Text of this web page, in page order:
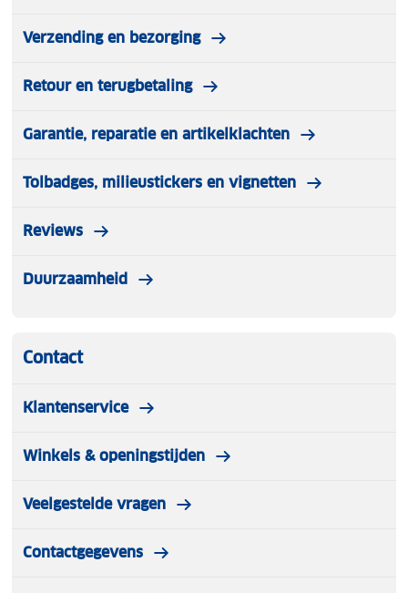
Verzending en bezorging
Retour en terugbetaling
Garantie, reparatie en artikelklachten
Tolbadges, milieustickers en vignetten
Reviews
Duurzaamheid
Contact
Klantenservice
Winkels & openingstijden
Veelgestelde vragen
Contactgegevens